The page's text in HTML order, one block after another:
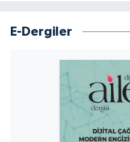
E-Dergiler
Nevşehir Müftülüğü
Niğde Müftülüğü
Ordu Müftülüğü
Osmaniye Müftülüğü